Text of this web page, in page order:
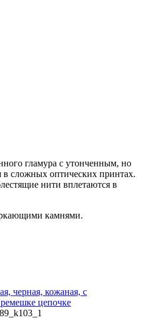
гламура с утонченным, но
в сложных оптических принтах.
нити вплетаются в
камнями.